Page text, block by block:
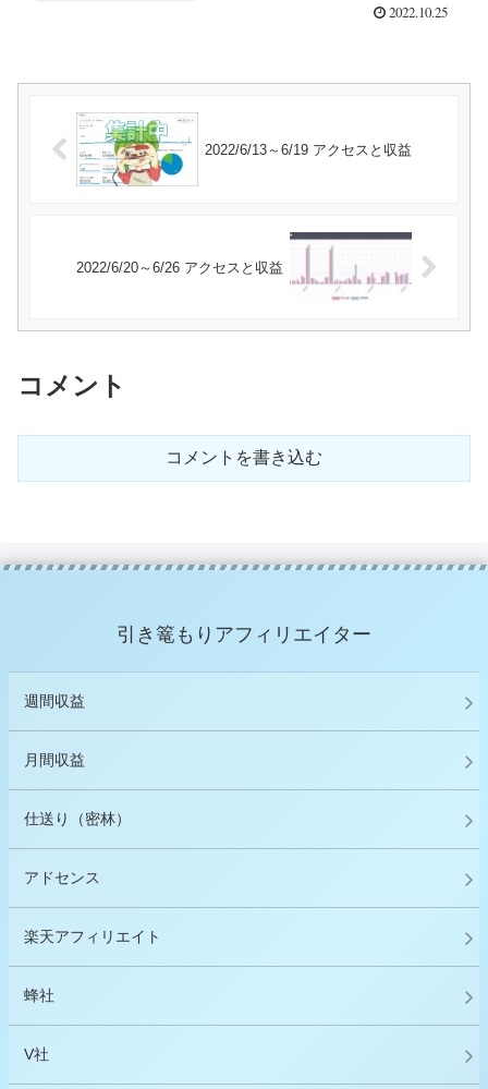
2022.10.25
2022/6/13～6/19 アクセスと収益
2022/6/20～6/26 アクセスと収益
コメント
コメントを書き込む
引き篭もりアフィリエイター
週間収益
月間収益
仕送り（密林）
アドセンス
楽天アフィリエイト
蜂社
V社